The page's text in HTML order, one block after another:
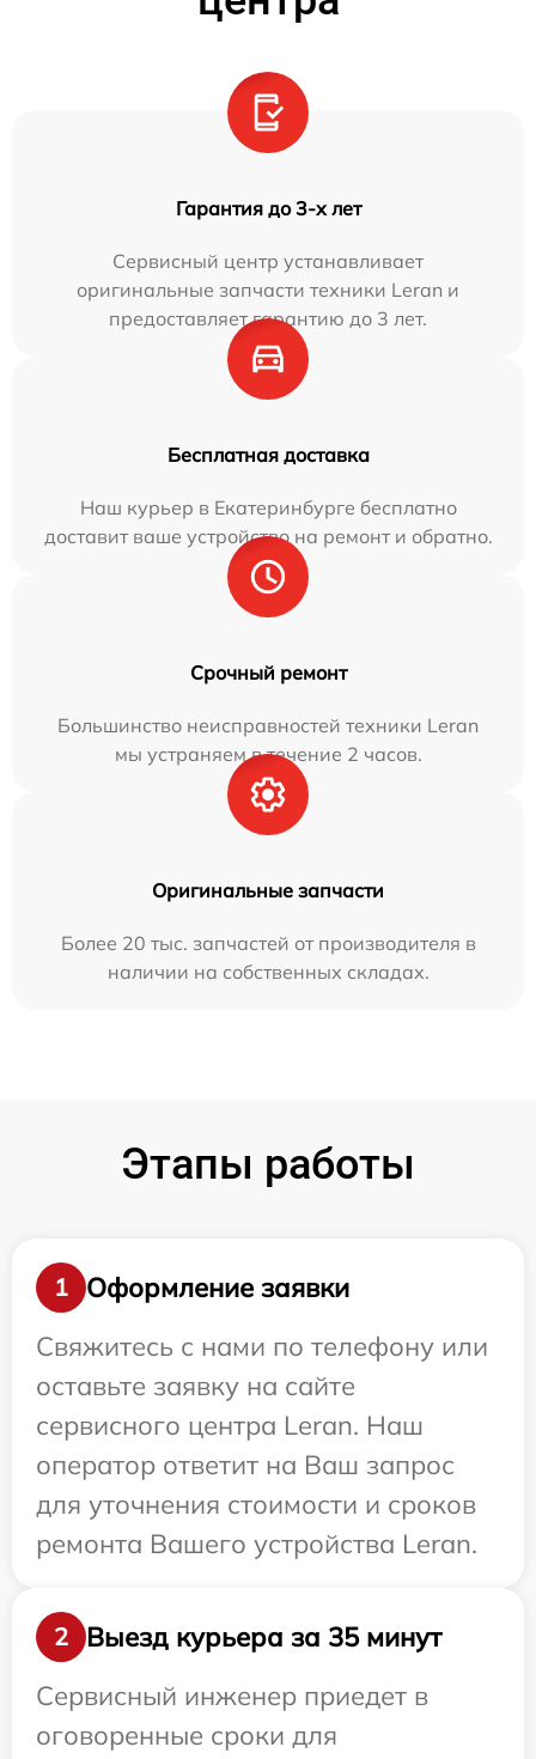
Гарантия до 3-х лет
Сервисный центр устанавливает
оригинальные запчасти техники Leran и
предоставляет гарантию до 3 лет.
Бесплатная доставка
Наш курьер в Екатеринбурге бесплатно
доставит ваше устройство на ремонт и обратно.
Срочный ремонт
Большинство неисправностей техники Leran
мы устраняем в течение 2 часов.
Оригинальные запчасти
Более 20 тыс. запчастей от производителя в
наличии на собственных складах.
Этапы работы
1
Оформление заявки
Свяжитесь с нами по телефону или
оставьте заявку на сайте
сервисного центра Leran. Наш
оператор ответит на Ваш запрос
для уточнения стоимости и сроков
ремонта Вашего устройства Leran.
2
Выезд курьера за 35 минут
Сервисный инженер приедет в
оговоренные сроки для